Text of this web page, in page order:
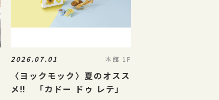
2026.07.01 本館 1F
〈ヨックモック〉夏のオスス
メ‼ 「カドー ドゥ レテ」